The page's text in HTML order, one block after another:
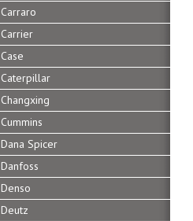
Carraro
Carrier
Case
Caterpillar
Changxing
Cummins
Dana Spicer
Danfoss
Denso
Deutz